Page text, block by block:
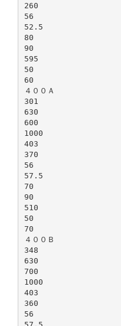
260
56
52.5
80
90
595
50
60
４００Ａ
301
630
600
1000
403
370
56
57.5
70
90
510
50
70
４００Ｂ
348
630
700
1000
403
360
56
57.5